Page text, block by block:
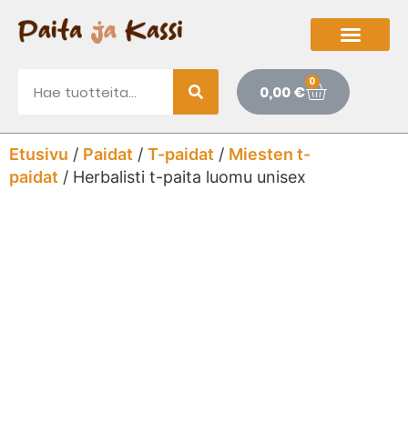
0,00€
0
Etusivu / Paidat / T-paidat / Miesten t-
paidat / Herbalisti t-paita luomu unisex